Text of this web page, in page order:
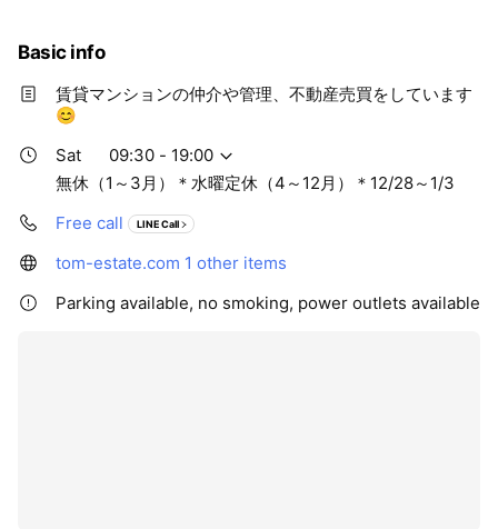
無休（1～3月）＊水曜定休（4～12月）＊12/28～1/3
Basic info
賃貸マンションの仲介や管理、不動産売買をしています
😊
Sat
09:30 - 19:00
無休（1～3月）＊水曜定休（4～12月）＊12/28～1/3
Free call
LINE Call
tom-estate.com 1 other items
Parking available, no smoking, power outlets available